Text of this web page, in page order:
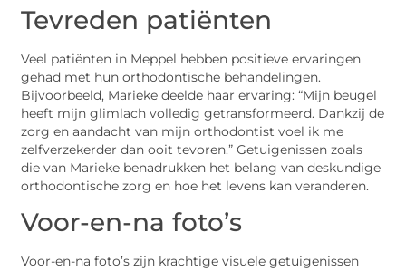
Tevreden patiënten
Veel patiënten in Meppel hebben positieve ervaringen
gehad met hun orthodontische behandelingen.
Bijvoorbeeld, Marieke deelde haar ervaring: “Mijn beugel
heeft mijn glimlach volledig getransformeerd. Dankzij de
zorg en aandacht van mijn orthodontist voel ik me
zelfverzekerder dan ooit tevoren.” Getuigenissen zoals
die van Marieke benadrukken het belang van deskundige
orthodontische zorg en hoe het levens kan veranderen.
Voor-en-na foto’s
Voor-en-na foto’s zijn krachtige visuele getuigenissen